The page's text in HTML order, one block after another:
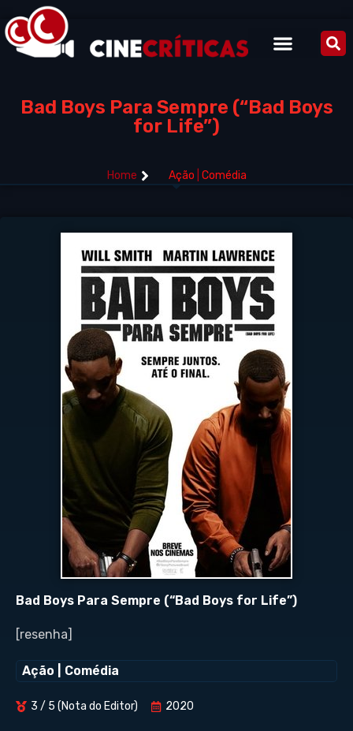
Bad Boys Para Sempre (“Bad Boys
for Life”)
Home Ação Comédia
Bad Boys Para Sempre (“Bad Boys for Life”)
[resenha]
Ação Comédia
3 / 5 (Nota do Editor) 2020